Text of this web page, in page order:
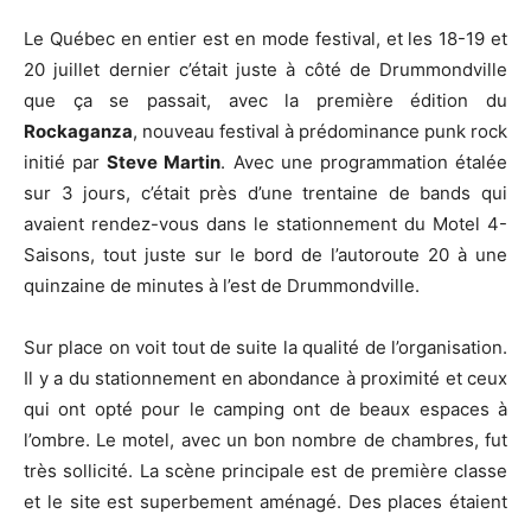
Le Québec en entier est en mode festival, et les 18-19 et
20 juillet dernier c’était juste à côté de Drummondville
que ça se passait, avec la première édition du
Rockaganza, nouveau festival à prédominance punk rock
initié parSteve Martin. Avec une programmation étalée
sur 3 jours, c’était près d’une trentaine de bands qui
avaient rendez-vous dans le stationnement du Motel 4-
Saisons, tout juste sur le bord de l’autoroute 20 à une
quinzaine de minutes à l’est de Drummondville.
Sur place on voit tout de suite la qualité de l’organisation.
Il y a du stationnement en abondance à proximité et ceux
qui ont opté pour le camping ont de beaux espaces à
l’ombre. Le motel, avec un bon nombre de chambres, fut
très sollicité. La scène principale est de première classe
et le site est superbement aménagé. Des places étaient